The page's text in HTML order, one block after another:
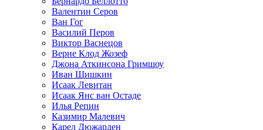
Валентин Серов
Ван Гог
Василий Перов
Виктор Васнецов
Верне Клод Жозеф
Джона Аткинсона Гримшоу
Иван Шишкин
Исаак Левитан
Исаак Янс ван Остаде
Илья Репин
Казимир Малевич
Карел Дюжарден